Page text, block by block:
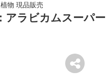
物 現品販売
アラビカムスーパ